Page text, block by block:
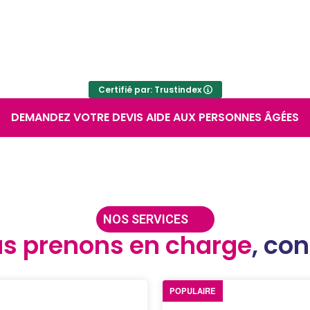
Certifié par: Trustindex
DEMANDEZ VOTRE DEVIS AIDE AUX PERSONNES ÂGÉES
NOS SERVICES
prenons en charge,
POPULAIRE